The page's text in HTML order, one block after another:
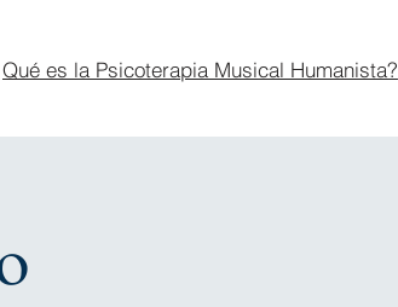
Qué es la Psicoterapia Musical Humanista?